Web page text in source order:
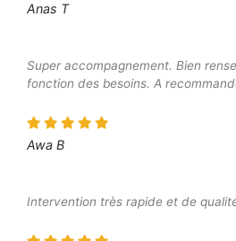
Anas T
Super accompagnement. Bien
fonction des besoins. A
Awa B
Intervention très rapide et de